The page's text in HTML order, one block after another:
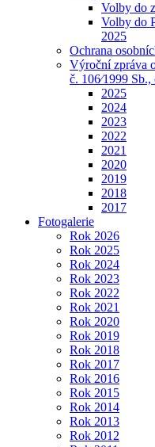
Volby do
Volby do
2025
Ochrana
Výroční zpráva
č. 106⁄1999
2025
2024
2023
2022
2021
2020
2019
2018
2017
Fotogalerie
Rok 2026
Rok 2025
Rok 2024
Rok 2023
Rok 2022
Rok 2021
Rok 2020
Rok 2019
Rok 2018
Rok 2017
Rok 2016
Rok 2015
Rok 2014
Rok 2013
Rok 2012